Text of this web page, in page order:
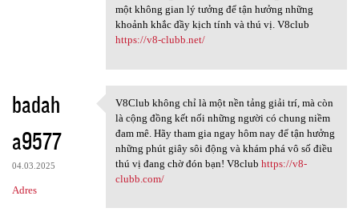
một không gian lý tưởng để tận hưởng những
khoảnh khắc đầy kịch tính và thú vị. V8club
https://v8-clubb.net/
badah
a9577
04.03.2025
Adres
V8Club không chỉ là một nền
V8Club không chỉ là một nền tảng giải trí, mà còn
là cộng đồng kết nối những người có chung niềm
đam mê. Hãy tham gia ngay hôm nay để tận hưởng
những phút giây sôi động và khám phá vô số điều
thú vị đang chờ đón bạn! V8club https://v8-
clubb.com/